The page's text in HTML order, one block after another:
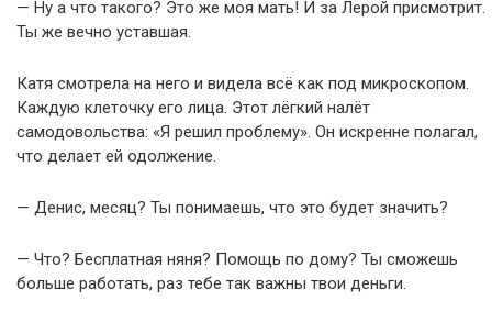
— Ну а что такого? Это же моя мать! И за Лерой присмотрит.
Ты же вечно уставшая.
Катя смотрела на него и видела всё как под микроскопом.
Каждую клеточку его лица. Этот лёгкий налёт
самодовольства: «Я решил проблему». Он искренне полагал,
что делает ей одолжение.
— Денис, месяц? Ты понимаешь, что это будет значить?
— Что? Бесплатная няня? Помощь по дому? Ты сможешь
больше работать, раз тебе так важны твои деньги.